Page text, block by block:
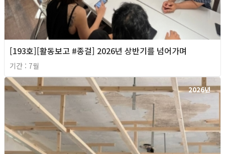
[193호][활동보고 #종걸] 2026년 상반기를 넘어가며
기간 : 7월
2026년